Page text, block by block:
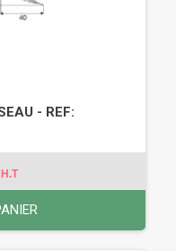
- REF:
H.T